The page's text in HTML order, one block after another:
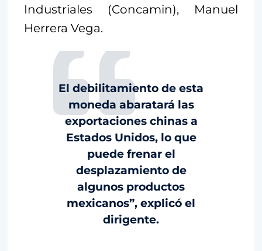
Industriales (Concamin), Manuel
Herrera Vega.
El debilitamiento de esta
moneda abaratará las
exportaciones chinas a
Estados Unidos, lo que
puede frenar el
desplazamiento de
algunos productos
mexicanos”, explicó el
dirigente.